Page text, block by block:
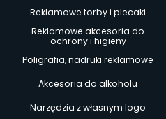
Reklamowe torby i plecaki
Reklamowe akcesoria do
ochrony i higieny
Poligrafia, nadruki reklamowe
Akcesoria do alkoholu
Narzędzia z własnym logo